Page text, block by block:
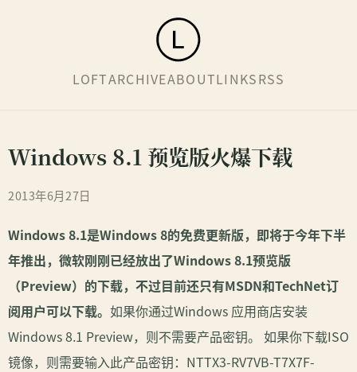
LOFTARCHIVEABOUTLINKSRSS
Windows 8.1 预览版火爆下载
2013年6月27日
Windows 8.1是Windows 8的免费更新版，即将于今年下半
年推出，微软刚刚已经放出了Windows 8.1预览版
（Preview）的下载，不过目前还只有MSDN和TechNet订
阅用户可以下载。 如果你通过Windows 应用商店安装
Windows 8.1 Preview，则不需要产品密钥。 如果你下载ISO
镜像，则需要输入此产品密钥：NTTX3-RV7VB-T7X7F-